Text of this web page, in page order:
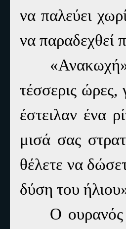
να παλεύει
να παραδεχθεί
τέσσερις ώρες,
έστειλαν ένα
μισά σας
θέλετε να
δύση του
Ο ουρανός